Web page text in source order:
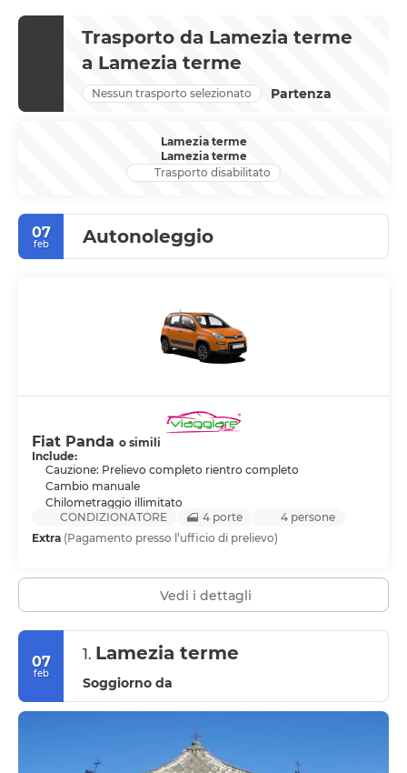
Trasporto da Lamezia terme
a Lamezia terme
Nessun trasporto selezionato Partenza
Lamezia terme
Lamezia terme
Trasporto disabilitato
07
feb Autonoleggio
Fiat Panda o simili
Include:
Cauzione: Prelievo completo rientro completo
Cambio manuale
Chilometraggio illimitato
CONDIZIONATORE
4 porte
4 persone
Extra (Pagamento presso l’ufficio di prelievo)
Vedi i dettagli
07
feb
1. Lamezia terme
Soggiorno da